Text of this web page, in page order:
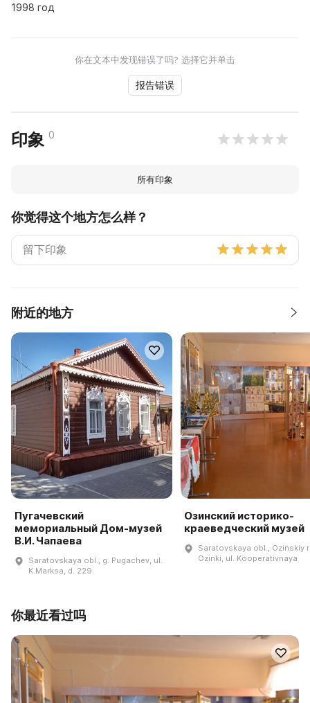
1998 год
你在文本中发现错误了吗? 选择它并单击
报告错误
印象 0
所有印象
你觉得这个地方怎么样？
附近的地方
Пугачевский
мемориальный Дом-музей
В.И. Чапаева
Saratovskaya obl., g. Pugachev, ul.
K.Marksa, d. 229
Озинский историко-
краеведческий музей
Saratovskaya obl., Ozinskiy
Ozinki, ul. Kooperativnaya
你最近看过吗